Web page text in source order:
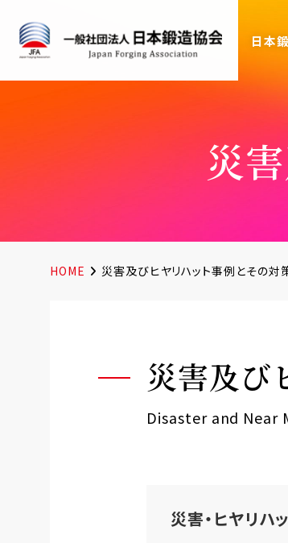
日本
災
HOME 災害及びヒヤリハット事例とその対
災害及び
Disaster and Near
災害・ヒヤリハ